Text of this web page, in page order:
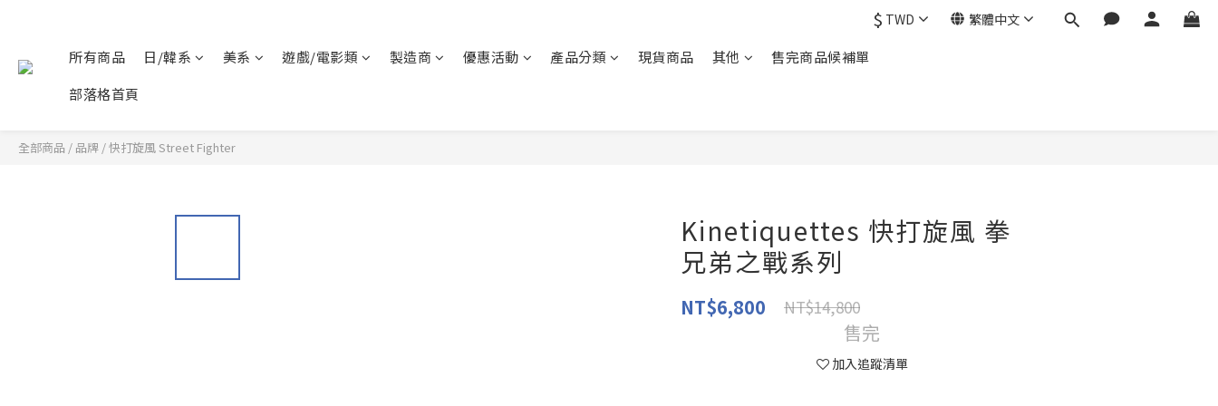
$ TWD 繁體中文
所有商品 日/韓系 美系 遊戲/電影類 製造商 優惠活動 產品分類 現貨商品 其他
售完商品候補單
部落格首頁
全部商品 / 品牌 /快打旋風 Street Fighter
Kinetiquettes 快打旋風 拳
兄弟之戰系列
NT$6,800 NT$14,800
售完
加入追蹤清單